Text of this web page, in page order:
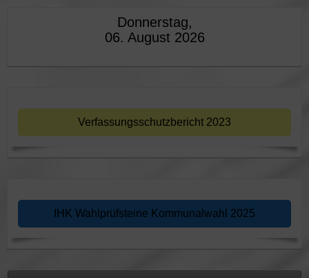
Donnerstag,
06. August 2026
Verfassungsschutzbericht 2023
IHK Wahlprüfsteine Kommunalwahl 2025